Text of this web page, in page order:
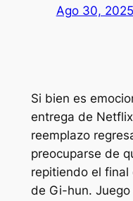
Ago 30, 2025
Si bien es
entrega de
reemplazo
preocuparse de
repitiendo el
de Gi-hun.